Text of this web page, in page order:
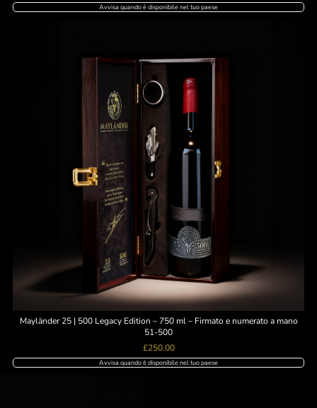
Avvisa quando è disponibile nel tuo paese
Mayländer 25 | 500 Legacy Edition – 750 ml – Firmato e numerato a mano
51-500
£250.00
Avvisa quando è disponibile nel tuo paese